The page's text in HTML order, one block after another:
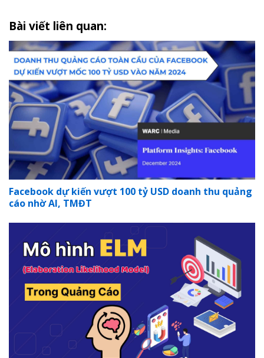
Bài viết liên quan:
Facebook dự kiến vượt 100 tỷ USD doanh thu quảng
cáo nhờ AI, TMĐT